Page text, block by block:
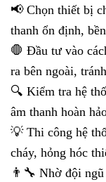
📢 Chọn thiết bị
thanh ổn định,
🛑 Đầu tư vào
ra bên ngoài,
🔍 Kiểm tra hệ
âm thanh hoàn
💡 Thi công hệ
cháy, hỏng hóc
👨‍🔧 Nhờ đội